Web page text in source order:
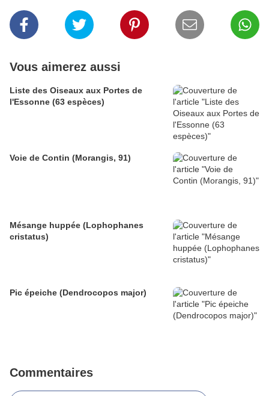
Vous aimerez aussi
Liste des Oiseaux aux Portes de
l'Essonne (63 espèces)
Voie de Contin (Morangis, 91)
Mésange huppée (Lophophanes
cristatus)
Pic épeiche (Dendrocopos major)
Commentaires